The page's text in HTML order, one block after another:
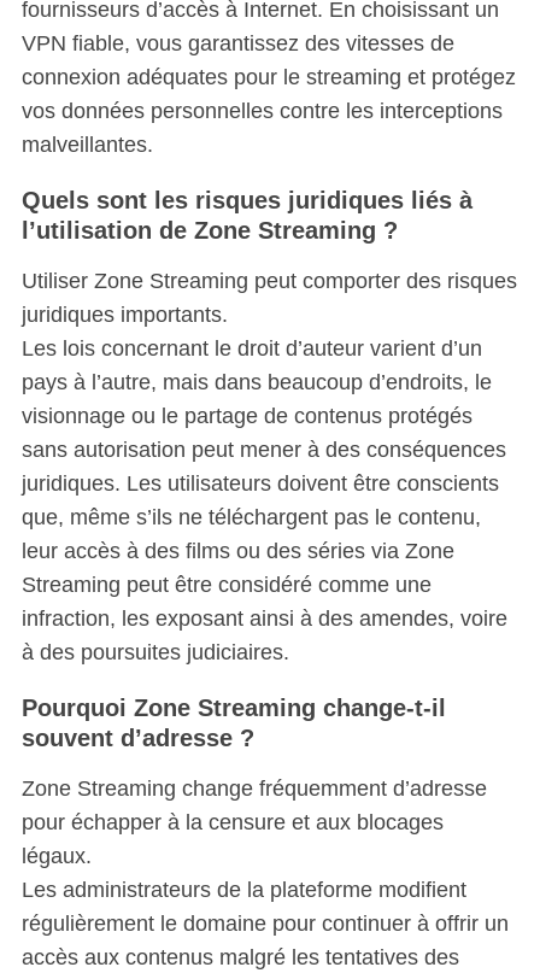
fournisseurs d’accès à Internet. En choisissant un
VPN fiable, vous garantissez des vitesses de
connexion adéquates pour le streaming et protégez
vos données personnelles contre les interceptions
malveillantes.
Quels sont les risques juridiques liés à
l’utilisation de Zone Streaming ?
Utiliser Zone Streaming peut comporter des risques
juridiques importants.
Les lois concernant le droit d’auteur varient d’un
pays à l’autre, mais dans beaucoup d’endroits, le
visionnage ou le partage de contenus protégés
sans autorisation peut mener à des conséquences
juridiques. Les utilisateurs doivent être conscients
que, même s’ils ne téléchargent pas le contenu,
leur accès à des films ou des séries via Zone
Streaming peut être considéré comme une
infraction, les exposant ainsi à des amendes, voire
à des poursuites judiciaires.
Pourquoi Zone Streaming change-t-il
souvent d’adresse ?
Zone Streaming change fréquemment d’adresse
pour échapper à la censure et aux blocages
légaux.
Les administrateurs de la plateforme modifient
régulièrement le domaine pour continuer à offrir un
accès aux contenus malgré les tentatives des